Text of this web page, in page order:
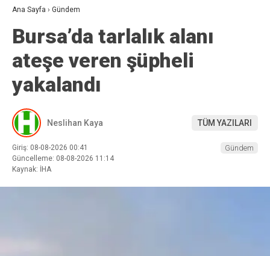
Ana Sayfa › Gündem
Bursa’da tarlalık alanı
ateşe veren şüpheli
yakalandı
Neslihan Kaya TÜM YAZILARI
Giriş: 08-08-2026 00:41
Güncelleme: 08-08-2026 11:14
Kaynak: İHA
Gündem